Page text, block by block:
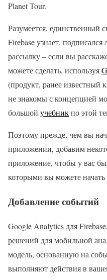
Planet Tour.
Разумеется, единственный
Firebase узнает,
рассылку – если вы
можете сделать, используя
(продукт, ранее известный
не знакомы с концепцией
большой учебникпо этой
Поэтому прежде, чем вы
приложении, добавим
приложение, чтобы у вас
которыми вы можете начать
Добавление событий
Google Analytics для
решений для мобильной
модель, основанную на
выполняют действия в